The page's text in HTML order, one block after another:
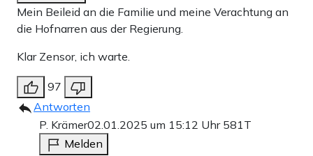
Mein Beileid an die Familie und meine Verachtung an
die Hofnarren aus der Regierung.
Klar Zensor, ich warte.
97
Antworten
P. Krämer02.01.2025 um 15:12 Uhr 581T
Melden